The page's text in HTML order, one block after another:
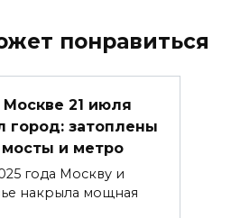
понравиться
21 июля
город: затоплены
мосты и метро
года Москву и
накрыла мощная